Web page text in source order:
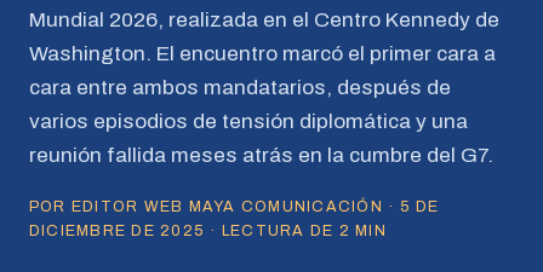
Mundial 2026, realizada en el Centro Kennedy de
Washington. El encuentro marcó el primer cara a
cara entre ambos mandatarios, después de
varios episodios de tensión diplomática y una
reunión fallida meses atrás en la cumbre del G7.
POR EDITOR WEB MAYA COMUNICACIÓN · 5 DE
DICIEMBRE DE 2025 · LECTURA DE 2 MIN